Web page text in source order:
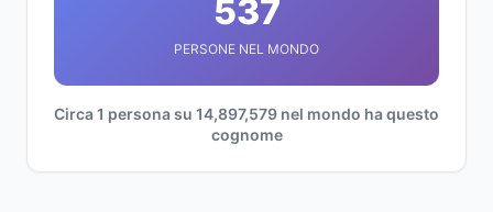
537
PERSONE NEL MONDO
Circa 1 persona su 14,897,579 nel mondo ha questo
cognome